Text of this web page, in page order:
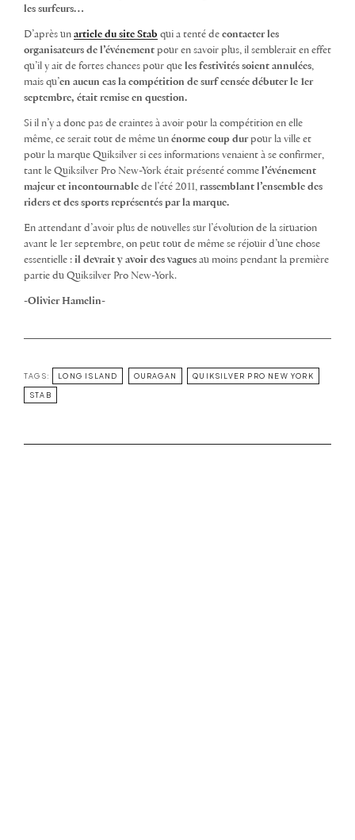
les surfeurs…
D’après un article du site Stab qui a tenté de contacter les
organisateurs de l’événement pour en savoir plus, il semblerait en effet
qu’il y ait de fortes chances pour que les festivités soient annulées,
mais qu’en aucun cas la compétition de surf censée débuter le 1er
septembre, était remise en question.
Si il n’y a donc pas de craintes à avoir pour la compétition en elle
même, ce serait tout de même un énorme coup durpour la ville et
pour la marque Quiksilver si ces informations venaient à se confirmer,
tant le Quiksilver Pro New-York était présenté comme l’événement
majeur et incontournable de l’été 2011, rassemblant l’ensemble des
riders et des sports représentés par la marque.
En attendant d’avoir plus de nouvelles sur l’évolution de la situation
avant le 1er septembre, on peut tout de même se réjouir d’une chose
essentielle : il devrait y avoir des vagues au moins pendant la première
partie du Quiksilver Pro New-York.
-Olivier Hamelin-
TAGS: LONG ISLAND OURAGAN QUIKSILVER PRO NEW YORK
STAB